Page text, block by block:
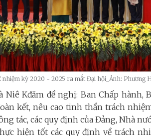
nhiệm kỳ 2020 - 2025 ra mắt Đại hội_Ảnh: Phương
Niê Kđăm đề nghị: Ban Chấp hành,
kết, nêu cao tinh thần trách
tác, các quy định của Đảng, Nhà
hiện tốt các quy định về trách